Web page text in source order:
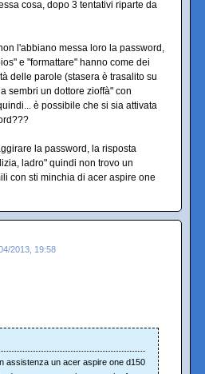
cosa, dopo 3 tentativi riparte da
l'abbiano messa loro la password,
e "formattare" hanno come dei
delle parole (stasera è trasalito su
sembri un dottore zioffà" con
è possibile che si sia attivata
la password, la risposta
ladro" quindi non trovo un
con sti minchia di acer aspire one
2013, 19:58
assistenza un acer aspire one d150